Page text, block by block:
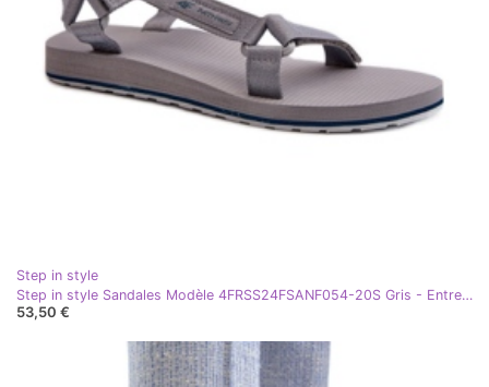
Step in style
Step in style Sandales Modèle 4FRSS24FSANF054-20S Gris - Entrez avec style
53,50 €